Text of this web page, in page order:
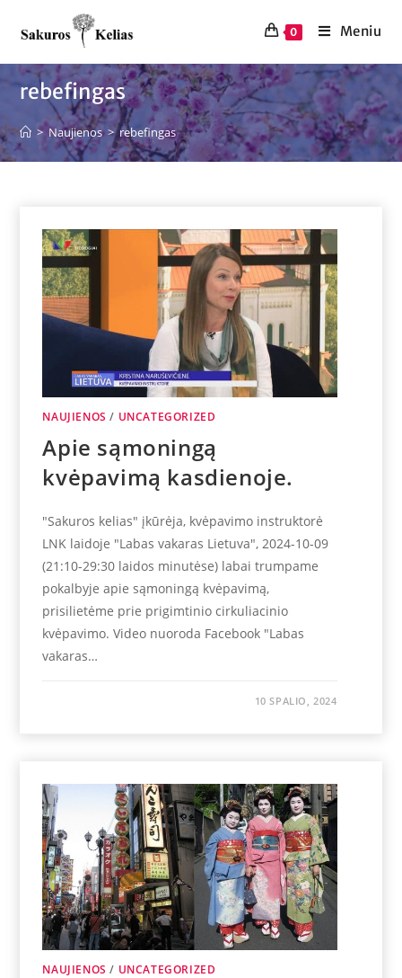
0 Meniu
rebefingas
> Naujienos > rebefingas
NAUJIENOS / UNCATEGORIZED
Apie sąmoningą
kvėpavimą kasdienoje.
"Sakuros kelias" įkūrėja, kvėpavimo instruktorė
LNK laidoje "Labas vakaras Lietuva", 2024-10-09
(21:10-29:30 laidos minutėse) labai trumpame
pokalbyje apie sąmoningą kvėpavimą,
prisilietėme prie prigimtinio cirkuliacinio
kvėpavimo. Video nuoroda Facebook "Labas
vakaras…
10 SPALIO, 2024
NAUJIENOS / UNCATEGORIZED